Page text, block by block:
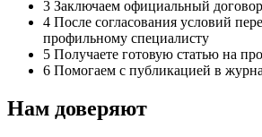
3 Заключаем официальный договор
4 После согласования условий
профильному специалисту
5 Получаете готовую статью на
6 Помогаем с публикацией в
Нам доверяют